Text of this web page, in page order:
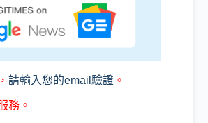
請輸入您的email驗證 。
務。